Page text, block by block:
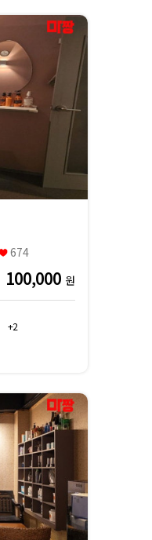
674
100,000 원
+2